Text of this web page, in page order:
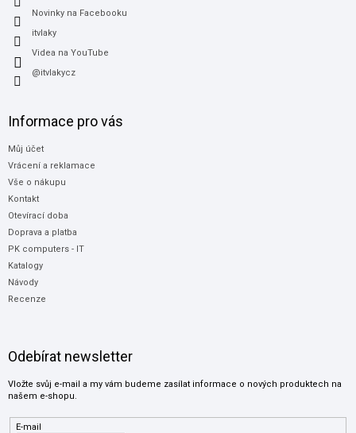
Novinky na Facebooku
itvlaky
Videa na YouTube
@itvlakycz
Informace pro vás
Můj účet
Vrácení a reklamace
Vše o nákupu
Kontakt
Otevírací doba
Doprava a platba
PK computers - IT
Katalogy
Návody
Recenze
Odebírat newsletter
Vložte svůj e-mail a my vám budeme zasílat informace o nových produktech na
našem e-shopu.
E-mail